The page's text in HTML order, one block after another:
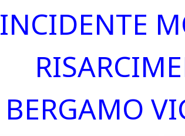
INCIDENTE
BERGAMO